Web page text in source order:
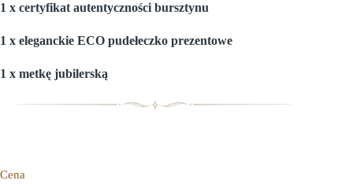
1 x certyfikat autentyczności bursztynu
1 x eleganckie ECO pudełeczko prezentowe
1 x metkę jubilerską
Cena